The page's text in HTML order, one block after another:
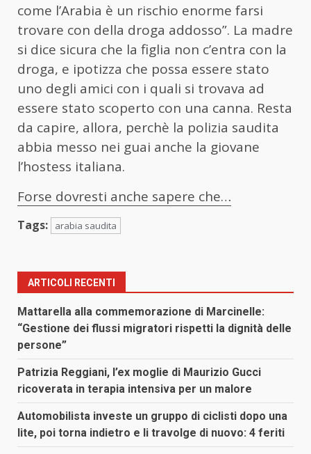
come l’Arabia è un rischio enorme farsi
trovare con della droga addosso”. La madre
si dice sicura che la figlia non c’entra con la
droga, e ipotizza che possa essere stato
uno degli amici con i quali si trovava ad
essere stato scoperto con una canna. Resta
da capire, allora, perchè la polizia saudita
abbia messo nei guai anche la giovane
l’hostess italiana.
Forse dovresti anche sapere che…
Tags: arabia saudita
ARTICOLI RECENTI
Mattarella alla commemorazione di Marcinelle:
“Gestione dei flussi migratori rispetti la dignità delle
persone”
Patrizia Reggiani, l’ex moglie di Maurizio Gucci
ricoverata in terapia intensiva per un malore
Automobilista investe un gruppo di ciclisti dopo una
lite, poi torna indietro e li travolge di nuovo: 4 feriti